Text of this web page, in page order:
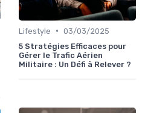
Lifestyle • 03/03/2025
5 Stratégies Efficaces pour
Gérer le Trafic Aérien
Militaire : Un Défi à Relever ?